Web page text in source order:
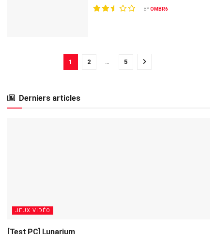
BYOMBR6
1 2 … 5
Derniers articles
JEUX VIDÉO
[Test PC] Lunarium